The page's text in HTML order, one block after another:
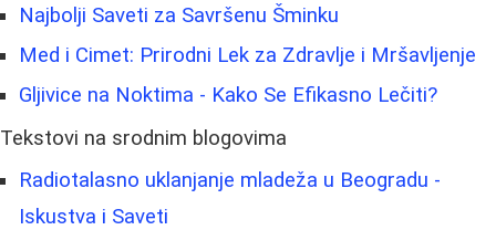
Najbolji Saveti za Savršenu Šminku
Med i Cimet: Prirodni Lek za Zdravlje i Mršavljenje
Gljivice na Noktima - Kako Se Efikasno Lečiti?
Tekstovi na srodnim blogovima
Radiotalasno uklanjanje mladeža u Beogradu -
Iskustva i Saveti